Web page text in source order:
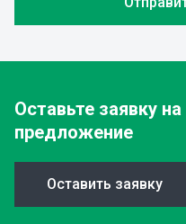
Оставьте заявку
предложение
Оставить заявку